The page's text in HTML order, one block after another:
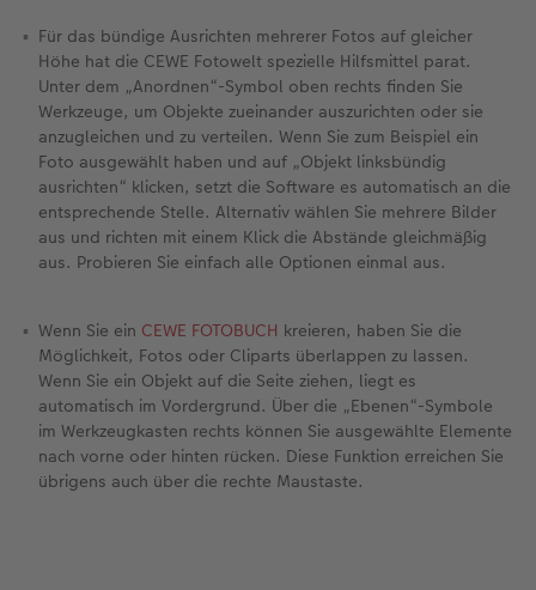
Für das bündige Ausrichten mehrerer Fotos auf gleicher
Höhe hat die CEWE Fotowelt spezielle Hilfsmittel parat.
Unter dem „Anordnen“-Symbol oben rechts finden Sie
Werkzeuge, um Objekte zueinander auszurichten oder sie
anzugleichen und zu verteilen. Wenn Sie zum Beispiel ein
Foto ausgewählt haben und auf „Objekt linksbündig
ausrichten“ klicken, setzt die Software es automatisch an die
entsprechende Stelle. Alternativ wählen Sie mehrere Bilder
aus und richten mit einem Klick die Abstände gleichmäßig
aus. Probieren Sie einfach alle Optionen einmal aus.
Wenn Sie ein CEWE FOTOBUCH kreieren, haben Sie die
Möglichkeit, Fotos oder Cliparts überlappen zu lassen.
Wenn Sie ein Objekt auf die Seite ziehen, liegt es
automatisch im Vordergrund. Über die „Ebenen“-Symbole
im Werkzeugkasten rechts können Sie ausgewählte Elemente
nach vorne oder hinten rücken. Diese Funktion erreichen Sie
übrigens auch über die rechte Maustaste.